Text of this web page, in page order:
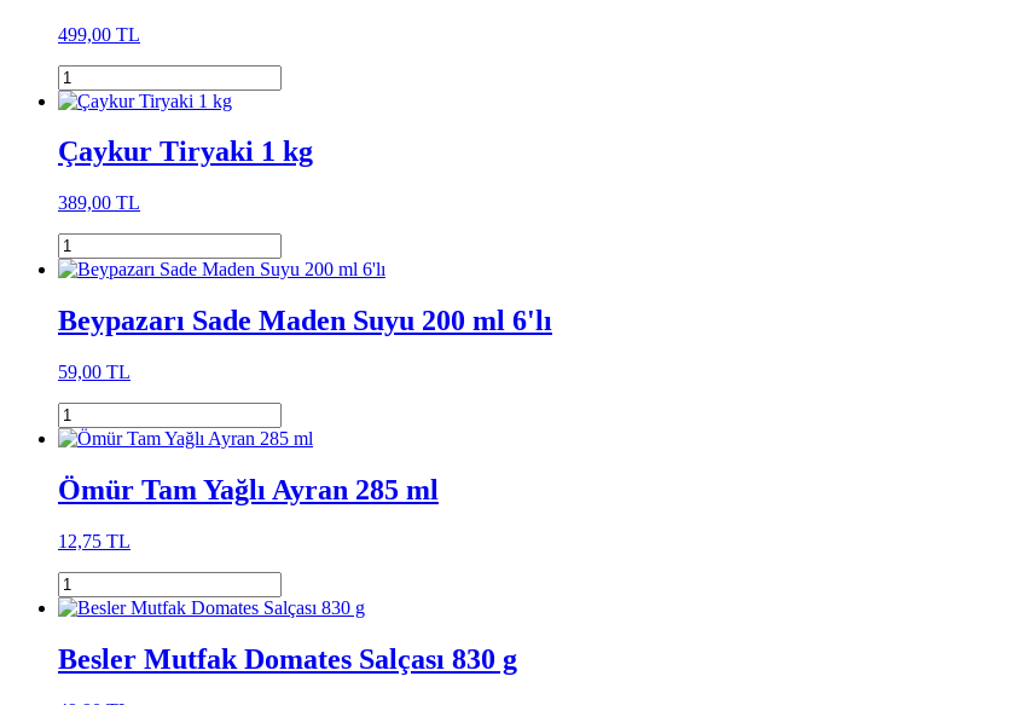
499,00 TL
Çaykur Tiryaki 1 kg
389,00 TL
Beypazarı Sade Maden Suyu 200 ml 6'lı
59,00 TL
Ömür Tam Yağlı Ayran 285 ml
12,75 TL
Besler Mutfak Domates Salçası 830 g